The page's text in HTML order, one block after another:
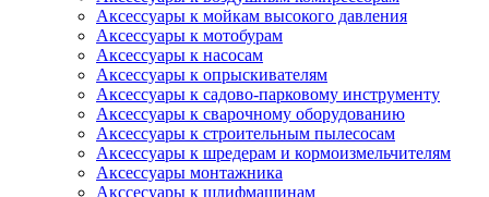
Аксессуары к мойкам высокого давления
Аксессуары к мотобурам
Аксессуары к насосам
Аксессуары к опрыскивателям
Аксессуары к садово-парковому инструменту
Аксессуары к сварочному оборудованию
Аксессуары к строительным пылесосам
Аксессуары к шредерам и кормоизмельчителям
Аксессуары монтажника
Акссесуары к шлифмашинам